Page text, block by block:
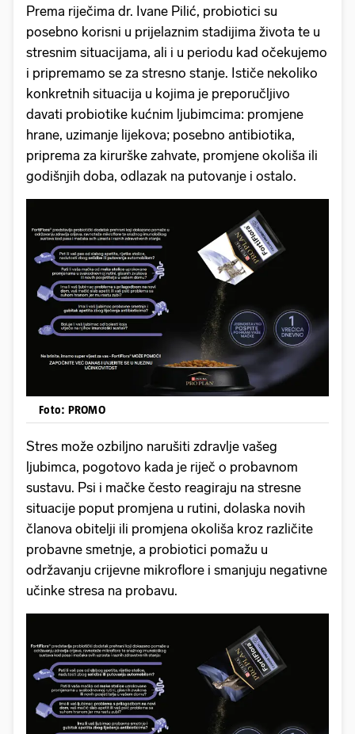
Prema riječima dr. Ivane Pilić, probiotici su
posebno korisni u prijelaznim stadijima života te u
stresnim situacijama, ali i u periodu kad očekujemo
i pripremamo se za stresno stanje. Ističe nekoliko
konkretnih situacija u kojima je preporučljivo
davati probiotike kućnim ljubimcima: promjene
hrane, uzimanje lijekova; posebno antibiotika,
priprema za kirurške zahvate, promjene okoliša ili
godišnjih doba, odlazak na putovanje i ostalo.
Foto: PROMO
Stres može ozbiljno narušiti zdravlje vašeg
ljubimca, pogotovo kada je riječ o probavnom
sustavu. Psi i mačke često reagiraju na stresne
situacije poput promjena u rutini, dolaska novih
članova obitelji ili promjena okoliša kroz različite
probavne smetnje, a probiotici pomažu u
održavanju crijevne mikroflore i smanjuju negativne
učinke stresa na probavu.